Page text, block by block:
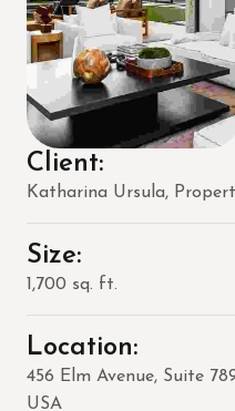
Client:
Katharina Ursula,
Size:
1,700 sq. ft.
Location:
456 Elm Avenue, Suite
USA